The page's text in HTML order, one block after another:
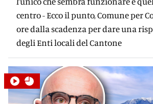
centro - Ecco il punto, Comune per
ore dalla scadenza per dare una
degli Enti locali del Cantone